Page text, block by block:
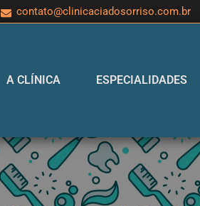
contato@clinicaciadosorriso.com.br
A CLÍNICA ESPECIALIDADES